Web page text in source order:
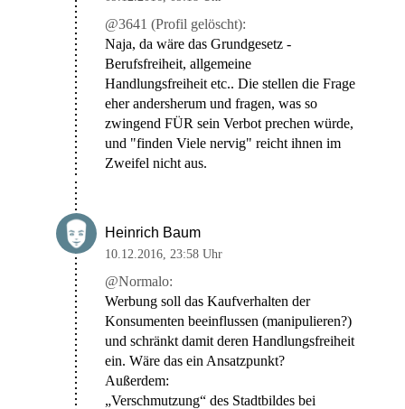
@3641 (Profil gelöscht):
Naja, da wäre das Grundgesetz -
Berufsfreiheit, allgemeine
Handlungsfreiheit etc.. Die stellen die Frage
eher andersherum und fragen, was so
zwingend FÜR sein Verbot prechen würde,
und "finden Viele nervig" reicht ihnen im
Zweifel nicht aus.
Heinrich Baum
10.12.2016 23:58 Uhr
@Normalo:
Werbung soll das Kaufverhalten der
Konsumenten beeinflussen (manipulieren?)
und schränkt damit deren Handlungsfreiheit
ein. Wäre das ein Ansatzpunkt?
Außerdem:
„Verschmutzung“ des Stadtbildes bei